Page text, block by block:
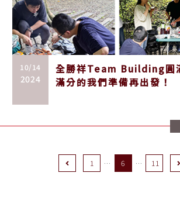
10/14
2024
全勝祥Team Building圓
滿分的我們準備再出發！
Previous
1 6 11